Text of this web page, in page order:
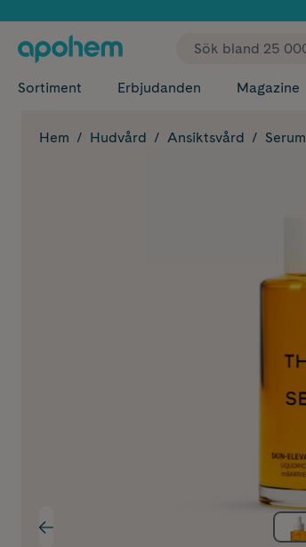
Sortiment Erbjudanden Magazine
Hem Hudvård Ansiktsvård Serum